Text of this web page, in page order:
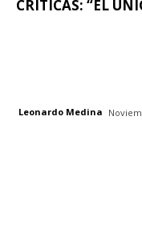
CRÍTICAS: “EL
Leonardo Medina